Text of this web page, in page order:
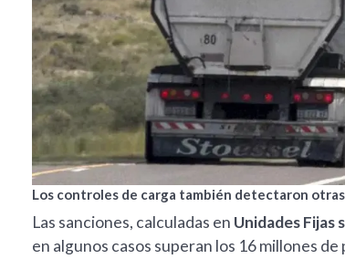
Los controles de carga también detectaron
Las sanciones, calculadas en Unidades
en algunos casos superan los 16 millones